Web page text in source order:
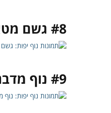
#8 גשם מטאורים בעמק לסשטל שבאלפים האוסטריים
#9 נוף מדברי היישר ממדבריות יוטה שבארה״ב